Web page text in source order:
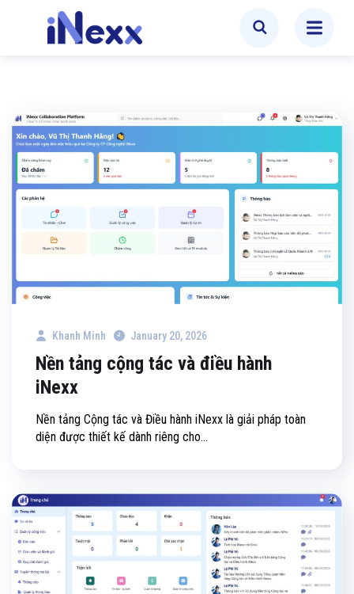
Khanh Minh January 20, 2026
Nền tảng cộng tác và điều hành
iNexx
Nền tảng Cộng tác và Điều hành iNexx là giải pháp toàn
diện được thiết kế dành riêng cho...